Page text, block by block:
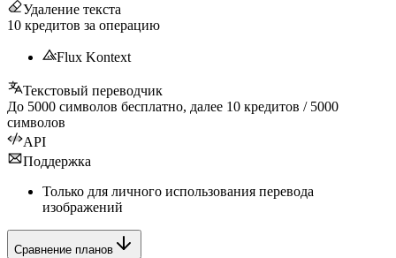
Удаление текста
10 кредитов за операцию
Flux Kontext
Текстовый переводчик
До 5000 символов бесплатно, далее 10 кредитов / 5000
символов
API
Поддержка
Только для личного использования перевода
изображений
Сравнение планов